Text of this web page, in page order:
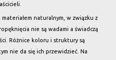
naturalnym, w związku z
nie są wadami a świadczą
Różnice koloru i struktury są
nie da się ich przewidzieć. Na